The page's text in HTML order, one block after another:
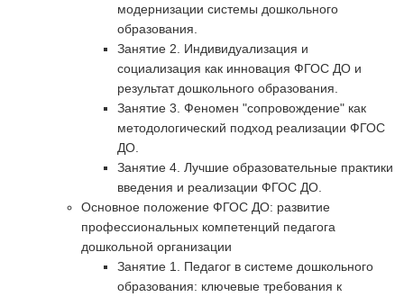
модернизации системы дошкольного
образования.
Занятие 2. Индивидуализация и
социализация как инновация ФГОС ДО и
результат дошкольного образования.
Занятие 3. Феномен "сопровождение" как
методологический подход реализации ФГОС
ДО.
Занятие 4. Лучшие образовательные практики
введения и реализации ФГОС ДО.
Основное положение ФГОС ДО: развитие
профессиональных компетенций педагога
дошкольной организации
Занятие 1. Педагог в системе дошкольного
образования: ключевые требования к